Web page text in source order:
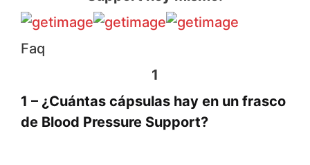
F​​​​​aq
1
1 – ¿Cuántas cápsulas hay en un frasco
de Blood Pressure Support?